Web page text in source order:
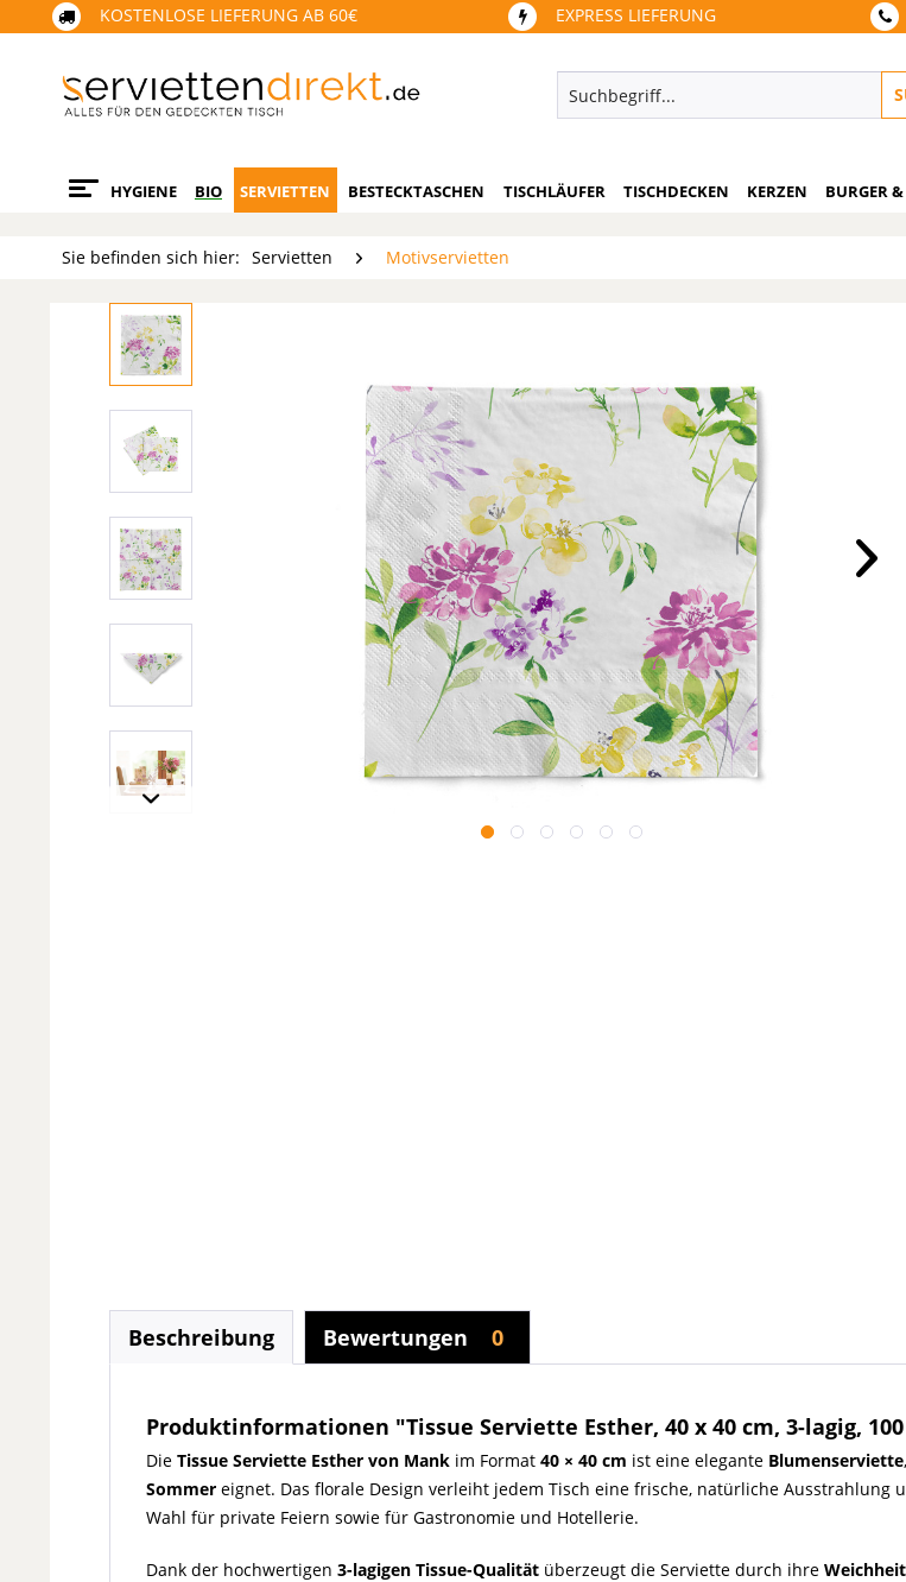
KOSTENLOSE LIEFERUNG AB 60€ EXPRESS LIEFERUNG
HYGIENE BIO SERVIETTEN BESTECKTASCHEN TISCHLÄUFER TISCHDECKEN KERZEN BURGER
Sie befinden sich hier: Servietten Motivservietten
Beschreibung Bewertungen 0
Produktinformationen "Tissue Serviette Esther, 40 x 40 cm, 3-lagig,
Die Tissue Serviette Esther von Mank im Format 40 × 40 cm ist eine elegante Blumenserviette
Sommer eignet. Das florale Design verleiht jedem Tisch eine frische, natürliche Ausstrahlung
Wahl für private Feiern sowie für Gastronomie und Hotellerie.
Dank der hochwertigen 3-lagigen Tissue-Qualität überzeugt die Serviette durch ihre